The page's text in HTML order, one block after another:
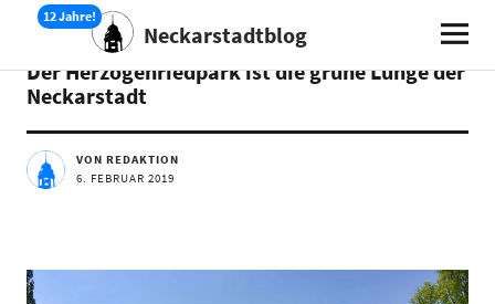
Neckarstadtblog
AKTUELLES
Der Herzogenriedpark ist die grüne Lunge der
Neckarstadt
VON REDAKTION
6. FEBRUAR 2019